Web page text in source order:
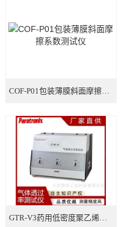
COF-P01包装薄膜斜面摩擦系数测试仪
GTR-V3药用低密度聚乙烯膜氧气透过量测试仪